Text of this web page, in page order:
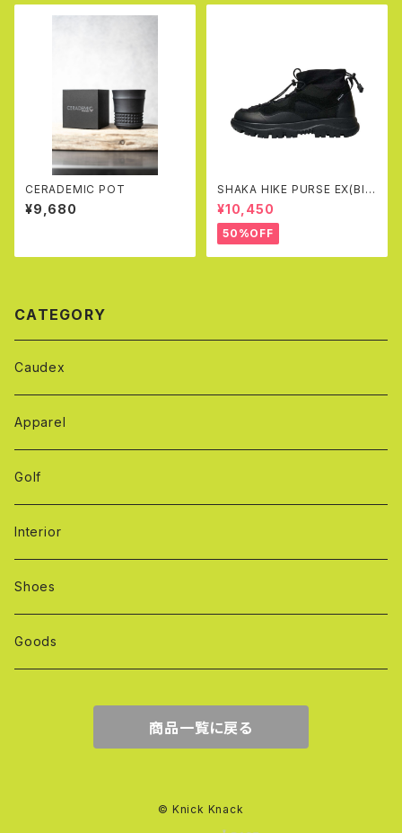
CERADEMIC POT
¥9,680
SHAKA HIKE PURSE EX(Bla
ck)
¥10,450
50%OFF
CATEGORY
Caudex
Apparel
Golf
Interior
Shoes
Goods
商品一覧に戻る
© Knick Knack